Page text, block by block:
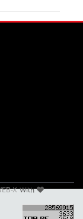
XWith